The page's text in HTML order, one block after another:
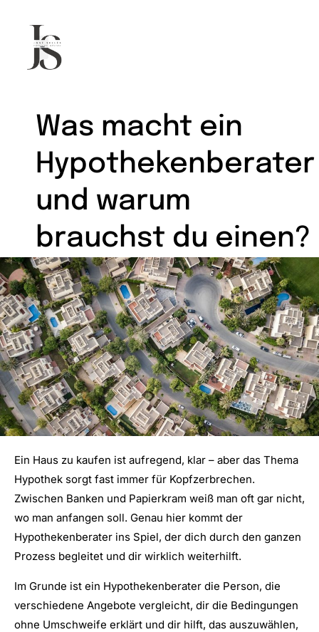
Was macht ein
Hypothekenberater
und warum
brauchst du einen?
Ein Haus zu kaufen ist aufregend, klar – aber das Thema
Hypothek sorgt fast immer für Kopfzerbrechen.
Zwischen Banken und Papierkram weiß man oft gar nicht,
wo man anfangen soll. Genau hier kommt der
Hypothekenberater ins Spiel, der dich durch den ganzen
Prozess begleitet und dir wirklich weiterhilft.
Im Grunde ist ein Hypothekenberater die Person, die
verschiedene Angebote vergleicht, dir die Bedingungen
ohne Umschweife erklärt und dir hilft, das auszuwählen,